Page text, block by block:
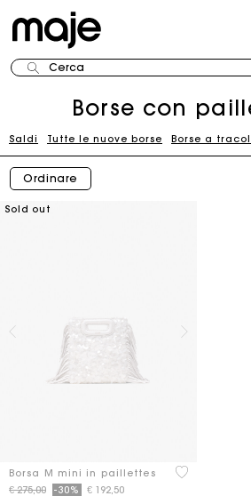
Cerca
Borse con
Saldi Tutte le nuove borse Borse a
Ordinare
Sold out
Borsa M mini in paillettes
Price reduced from
€ 275,00to-30% € 192,50
4,3 out of 5